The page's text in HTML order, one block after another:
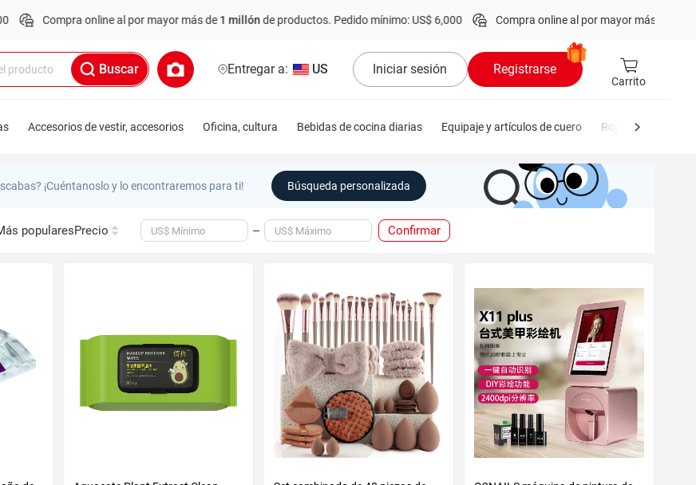
Compra online al por mayor más de1 millónde productos. Pedido mínimo: US$ 6,000 Compra online al por mayor más de1 millón
Buscar Entregar a: US Iniciar sesión Registrarse
Carrito
Accesorios de vestir, accesorios Oficina, cultura Bebidas de cocina diarias Equipaje y artículos de cuero Ropa de hombre
¡Cuéntanoslo y lo encontraremos para ti! Búsqueda personalizada
popularesPrecio Confirmar